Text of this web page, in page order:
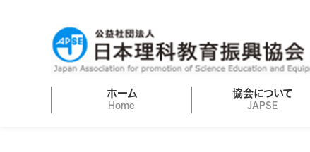
ホーム
Home
協会について
JAPSE